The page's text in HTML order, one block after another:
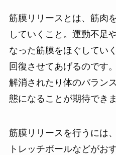
筋膜リリースとは、筋肉
していくこと。運動不足
なった筋膜をほぐしてい
回復させてあげるのです
解消されたり体のバラン
態になることが期待できま
筋膜リリースを行うには
トレッチボールなどがお